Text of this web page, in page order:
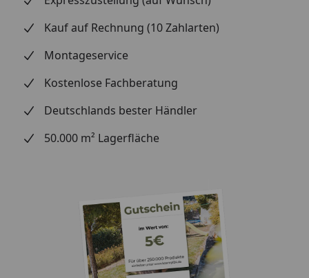
Kauf auf Rechnung (10 Zahlarten)
Montageservice
Kostenlose Fachberatung
Deutschlands bester Händler
50.000 m² Lagerfläche